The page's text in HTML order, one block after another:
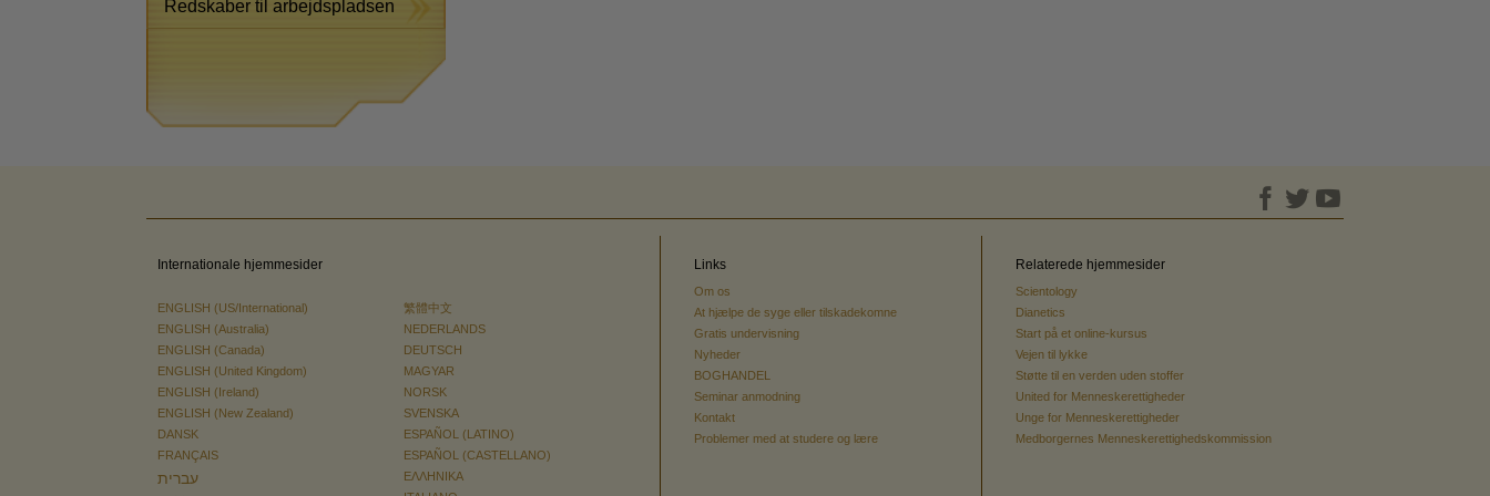
Redskaber til arbejdspladsen
Internationale hjemmesider
ENGLISH (US/International)
ENGLISH (Australia)
ENGLISH (Canada)
ENGLISH (United Kingdom)
ENGLISH (Ireland)
ENGLISH (New Zealand)
DANSK
FRANÇAIS
עברית
繁體中文
NEDERLANDS
DEUTSCH
MAGYAR
NORSK
SVENSKA
ESPAÑOL (LATINO)
ESPAÑOL (CASTELLANO)
ΕΛΛΗΝΙΚA
Links
Om os
At hjælpe de syge eller tilskadekomne
Gratis undervisning
Nyheder
BOGHANDEL
Seminar anmodning
Kontakt
Problemer med at studere og lære
Relaterede hjemmesider
Scientology
Dianetics
Start på et online-kursus
Vejen til lykke
Støtte til en verden uden stoffer
United for Menneskerettigheder
Unge for Menneskerettigheder
Medborgernes Menneskerettighedskommission